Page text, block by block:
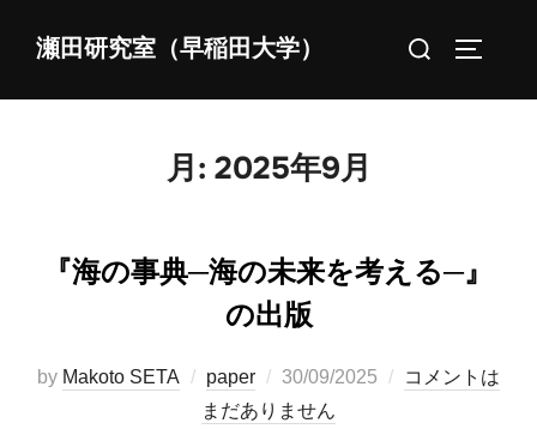
瀬田研究室（早稲田大学）
検
対
月: 2025年9月
『海の事典─海の未来を考える─』
の出版
by Makoto SETA paper
投
稿
30/09/2025
コメントは
まだありません